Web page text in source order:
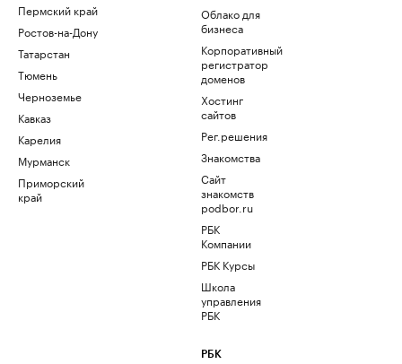
Пермский край
Ростов-на-Дону
Татарстан
Тюмень
Черноземье
Кавказ
Карелия
Мурманск
Приморский
край
Облако для
бизнеса
Корпоративный
регистратор
доменов
Хостинг
сайтов
Рег.решения
Знакомства
Сайт
знакомств
podbor.ru
РБК
Компании
РБК Курсы
Школа
управления
РБК
РБК